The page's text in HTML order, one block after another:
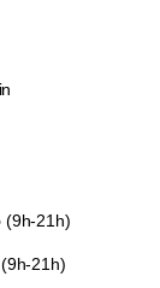
(9h-21h)
21h)